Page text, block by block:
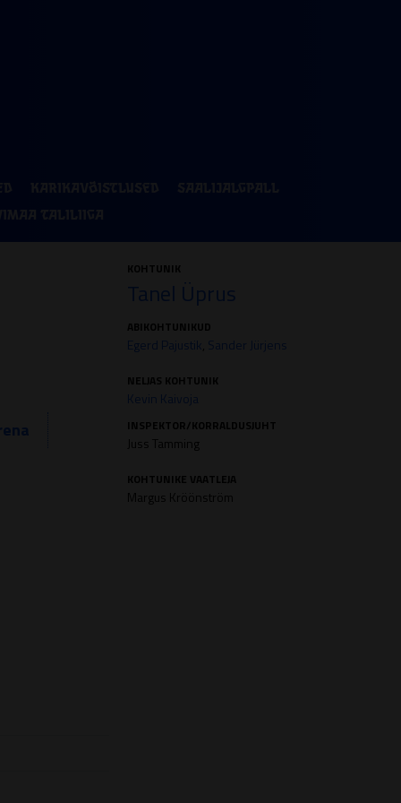
KOHTUNIK
Tanel Üprus
ABIKOHTUNIKUD
Egerd Pajustik, Sander Jürjens
NELJAS KOHTUNIK
Kevin Kaivoja
INSPEKTOR/KORRALDUSJUHT
Juss Tamming
KOHTUNIKE VAATLEJA
Margus Kröönström